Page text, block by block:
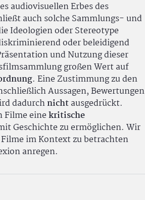
audiovisuellen Erbes des
auch solche Sammlungs- und
Ideologien oder Stereotype
oder beleidigend
und Nutzung dieser
großen Wert auf
. Eine Zustimmung zu den
Aussagen, Bewertungen
dadurchnichtausgedrückt.
Filme einekritische
Geschichte zu ermöglichen. Wir
im Kontext zu betrachten
anregen.